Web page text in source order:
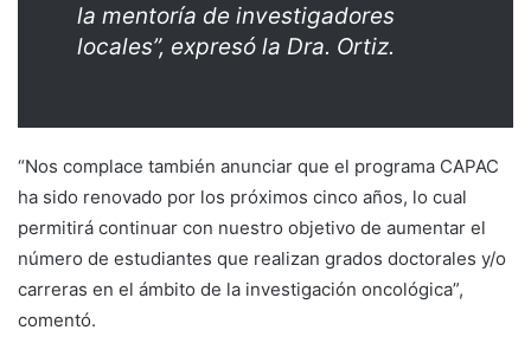
la mentoría de investigadores
locales”, expresó la Dra. Ortiz.
“Nos complace también anunciar que el programa CAPAC
ha sido renovado por los próximos cinco años, lo cual
permitirá continuar con nuestro objetivo de aumentar el
número de estudiantes que realizan grados doctorales y/o
carreras en el ámbito de la investigación oncológica”,
comentó.